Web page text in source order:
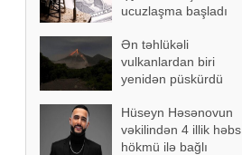
ucuzlaşma başladı
Ən təhlükəli
vulkanlardan biri
yenidən püskürdü
Hüseyn Həsənovun
vəkilindən 4 illik həbs
hökmü ilə bağlı